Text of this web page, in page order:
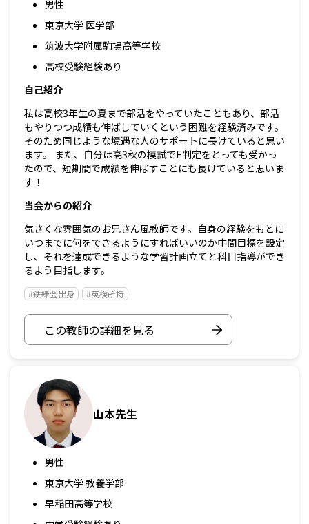
男性
東京大学 医学部
筑波大学附属駒場高等学校
高校受験経験あり
自己紹介
私は高校3年生の夏まで部活をやっていたこともあり、部活
もやりつつ成績も伸ばしていくという困難を経験済みです。
そのため同じような境遇な人のサポートに長けていると思い
ます。 また、自分は高3秋の模試でE判定をとっても受かっ
たので、短期間で成績を伸ばすことにも長けていると思いま
す！
当会からの紹介
気さくな雰囲気のお兄さん風教師です。自身の経験をもとに
いつまでに何をできるようにすればいいのか中間目標を設定
し、それを達成できるような学習計画立てと科目指導ができ
るよう目指します。
#鉄緑会出身 #英検所持
この教師の詳細を見る
山本先生
男性
東京大学 教養学部
早稲田高等学校